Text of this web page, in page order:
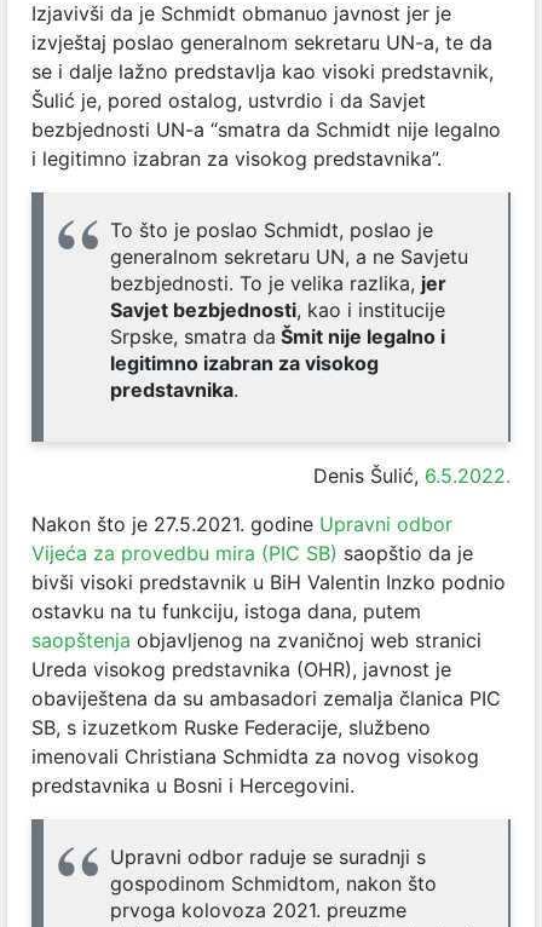
Izjavivši da je Schmidt obmanuo javnost jer je
izvještaj poslao generalnom sekretaru UN-a, te da
se i dalje lažno predstavlja kao visoki predstavnik,
Šulić je, pored ostalog, ustvrdio i da Savjet
bezbjednosti UN-a “smatra da Schmidt nije legalno
i legitimno izabran za visokog predstavnika”.
To što je poslao Schmidt, poslao je
generalnom sekretaru UN, a ne Savjetu
bezbjednosti. To je velika razlika, jer
Savjet bezbjednosti, kao i institucije
Srpske, smatra da Šmit nije legalno i
legitimno izabran za visokog
predstavnika.
Denis Šulić, 6.5.2022.
Nakon što je 27.5.2021. godine Upravni odbor
Vijeća za provedbu mira (PIC SB) saopštio da je
bivši visoki predstavnik u BiH Valentin Inzko podnio
ostavku na tu funkciju, istoga dana, putem
saopštenja objavljenog na zvaničnoj web stranici
Ureda visokog predstavnika (OHR), javnost je
obaviještena da su ambasadori zemalja članica PIC
SB, s izuzetkom Ruske Federacije, službeno
imenovali Christiana Schmidta za novog visokog
predstavnika u Bosni i Hercegovini.
Upravni odbor raduje se suradnji s
gospodinom Schmidtom, nakon što
prvoga kolovoza 2021. preuzme